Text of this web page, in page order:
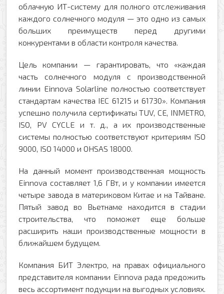
облачную ИТ-систему для полного отслеживания
каждого солнечного модуля — это одно из самых
больших преимуществ перед другими
конкурентами в области контроля качества.
Цель компании — гарантировать, что «каждая
часть солнечного модуля с производственной
линии Einnova Solarline полностью соответствует
стандартам качества IEC 61215 и 61730». Компания
успешно получила сертификаты TUV, CE, INMETRO,
ISO, PV CYCLE и т. д., а их производственные
системы полностью соответствуют критериям ISO
9000, ISO 14000 и OHSAS 18000.
На данный момент производственная мощность
Einnova составляет 1,6 ГВт, и у компании имеется
четыре завода в материковом Китае и на Тайване.
Пятый завод во Вьетнаме находится в стадии
строительства, что поможет еще больше
расширить наши производственные мощности в
ближайшем будущем.
Компания БИТ Электро, на правах официального
представителя компании Einnova рада предожить
весь ассортимент подукции на выгодных условиях.
* — поля, обязательные для заполнения
Отправить